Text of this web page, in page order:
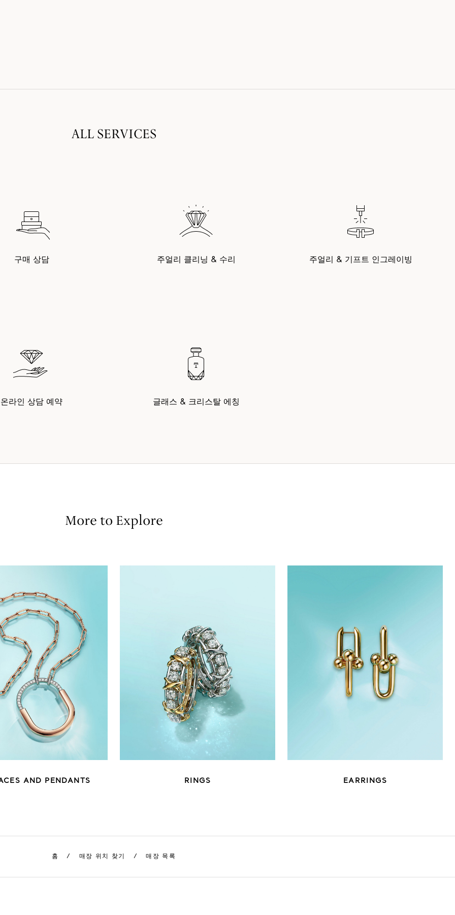
ALL SERVICES
구매 상담 주얼리 클리닝 & 수리 주얼리 & 기프트 인그레이빙
온라인 상담 예약 글래스 & 크리스탈 에칭
More to Explore
AND PENDANTS RINGS EARRINGS
홈 / 매장 위치 찾기 / 매장 목록